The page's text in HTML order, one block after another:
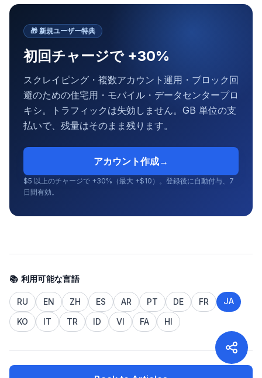
🎁 新規ユーザー特典
初回チャージで +30%
スクレイピング・複数アカウント運用・ブロック回
避のための住宅用・モバイル・データセンタープロ
キシ。トラフィックは失効しません。GB 単位の支
払いで、残量はそのまま残ります。
アカウント作成→
$5 以上のチャージで +30%（最大 +$10）。登録後に自動付与、7
日間有効。
📚 利用可能な言語
RU EN ZH ES AR PT DE FR JA
KO IT TR ID VI FA HI